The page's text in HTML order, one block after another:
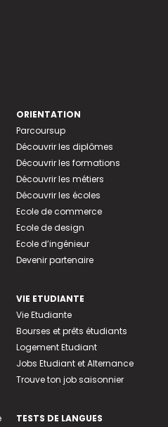
ORIENTATION
Parcoursup
Découvrir les diplômes
Découvrir les formations
Découvrir les métiers
Découvrir les écoles
Ecole de commerce
Ecole de design
Ecole d’ingénieur
Devenir partenaire
VIE ETUDIANTE
Vie Etudiante
Bourses et prêts étudiants
Logement Etudiant
Jobs Etudiant et Alternance
Trouve ton job saisonnier
TESTS DE LANGUES